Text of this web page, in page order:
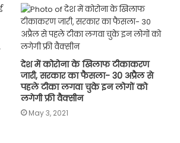
देश में कोरोना के खिलाफ टीकाकरण
जारी, सरकार का फैसला- 30 अप्रैल से
पहले टीका लगवा चुके इन लोगों को
लगेगी फ्री वैक्सीन
May 3, 2021